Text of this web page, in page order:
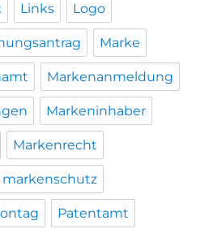
Links Logo
Marke
Markenanmeldung
Markeninhaber
Markenrecht
markenschutz
Patentamt